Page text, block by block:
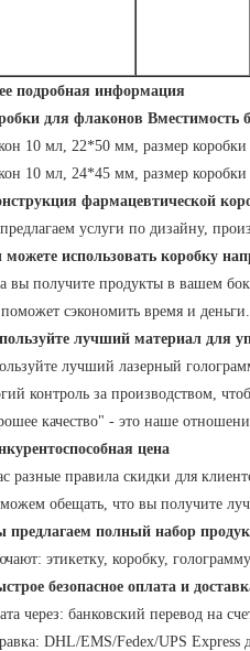
подробная информация
для флаконов
10 мл, 22*50 мм, размер
10 мл, 24*45 мм, размер
фармацевтической
услуги по дизайну,
использовать коробку
вы получите продукты в вашем
сэкономить время и деньги.
лучший материал для
лучший лазерный
контроль за производством,
качество" - это наше
цена
разные правила скидки для
обещать, что вы получите
полный набор
этикетку, коробку,
безопасное оплата и
через: банковский перевод на
DHL/EMS/Fedex/UPS Express